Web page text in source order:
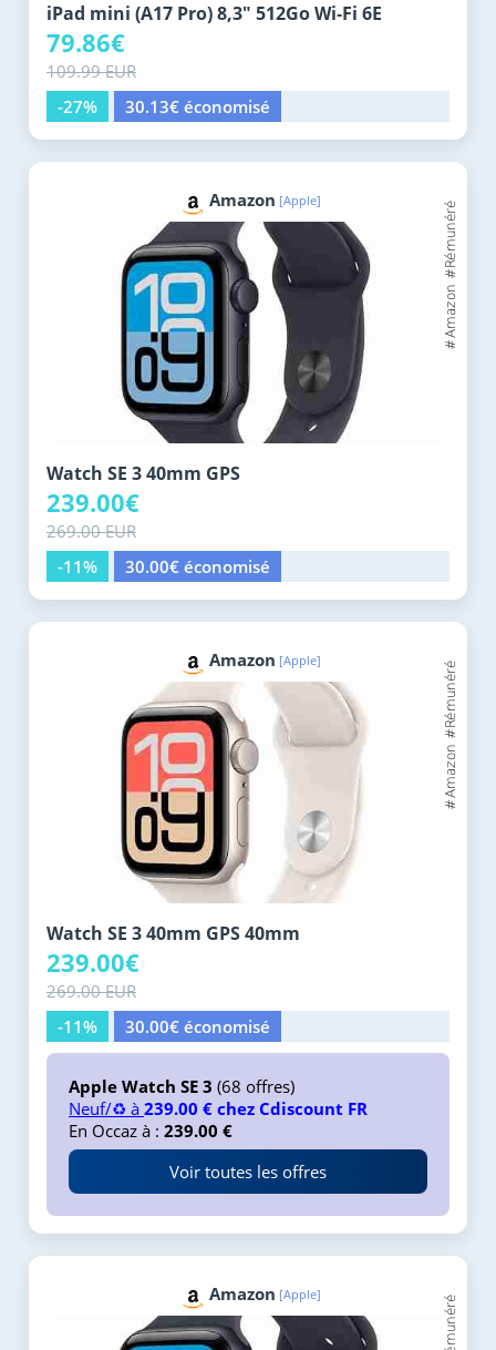
iPad mini (A17 Pro) 8,3" 512Go Wi‑Fi 6E
79.86€
109.99 EUR
-27%
30.13€ économisé
Amazon [Apple]
Watch SE 3 40mm GPS
239.00€
269.00 EUR
-11%
30.00€ économisé
Amazon [Apple]
Watch SE 3 40mm GPS 40mm
239.00€
269.00 EUR
-11%
30.00€ économisé
Apple Watch SE 3 (68 offres)
Neuf/♻️ à 239.00 € chez Cdiscount FR
En Occaz à : 239.00 €
Voir toutes les offres
Amazon [Apple]